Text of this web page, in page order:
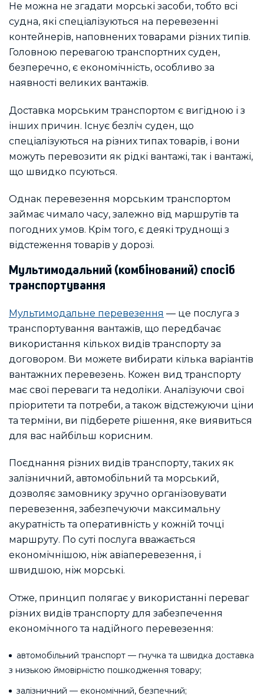
Не можна не згадати морські засоби, тобто всі
судна, які спеціалізуються на перевезенні
контейнерів, наповнених товарами різних типів.
Головною перевагою транспортних суден,
безперечно, є економічність, особливо за
наявності великих вантажів.
Доставка морським транспортом є вигідною і з
інших причин. Існує безліч суден, що
спеціалізуються на різних типах товарів, і вони
можуть перевозити як рідкі вантажі, так і вантажі,
що швидко псуються.
Однак перевезення морським транспортом
займає чимало часу, залежно від маршрутів та
погодних умов. Крім того, є деякі труднощі з
відстеження товарів у дорозі.
Мультимодальний (комбінований) спосіб
транспортування
Мультимодальне перевезення — це послуга з
транспортування вантажів, що передбачає
використання кількох видів транспорту за
договором. Ви можете вибирати кілька варіантів
вантажних перевезень. Кожен вид транспорту
має свої переваги та недоліки. Аналізуючи свої
пріоритети та потреби, а також відстежуючи ціни
та терміни, ви підберете рішення, яке виявиться
для вас найбільш корисним.
Поєднання різних видів транспорту, таких як
залізничний, автомобільний та морський,
дозволяє замовнику зручно організовувати
перевезення, забезпечуючи максимальну
акуратність та оперативність у кожній точці
маршруту. По суті послуга вважається
економічнішою, ніж авіаперевезення, і
швидшою, ніж морські.
Отже, принцип полягає у використанні переваг
різних видів транспорту для забезпечення
економічного та надійного перевезення:
автомобільний транспорт — гнучка та швидка доставка
з низькою ймовірністю пошкодження товару;
залізничний — економічний, безпечний;